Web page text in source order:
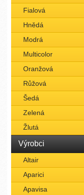
Fialová
Hnědá
Modrá
Multicolor
Oranžová
Růžová
Šedá
Zelená
Žlutá
Výrobci
Altair
Aparici
Apavisa